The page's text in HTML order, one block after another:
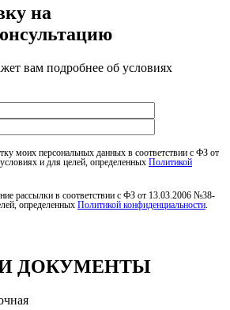
на
вам подробнее об условиях
моих персональных данных в соответствии с ФЗ от
и для целей, определенных Политикой
рассылки в соответствии с ФЗ от 13.03.2006 №38-
определенных Политикой конфиденциальности.
ДОКУМЕНТЫ